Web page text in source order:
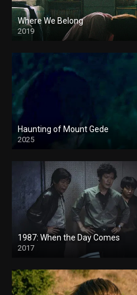
Where We Belong
2019
Haunting of Mount Gede
2025
1987: When the Day Comes
2017